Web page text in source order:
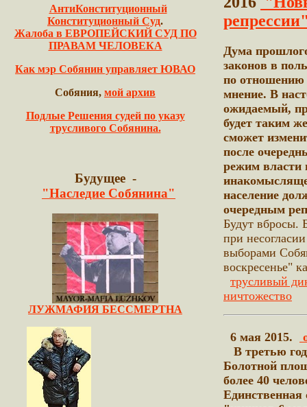
АнтиКонституционный
Конституционный Суд.
Жалоба в ЕВРОПЕЙСКИЙ СУД ПО
ПРАВАМ ЧЕЛОВЕКА
Как мэр Собянин управляет ЮВАО
Собяния, мой архив
Подлые Решения судей по указу
трусливого Собянина.
Будущее -
"Наследие Собянина"
ЛУЖМАФИЯ БЕССМЕРТНА
Дума
законов в
по
мнение. В
ожидаемый,
будет таким
сможет
после
режим власти
население
очередным
Будут вбросы.
при
выборами
воскресенье"
трусливый
ничтожество
6 мая 2015.
В третью
Болотной
более 40
Единственная